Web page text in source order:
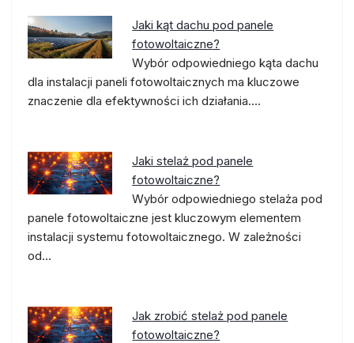
Jaki kąt dachu pod panele
fotowoltaiczne?
Wybór odpowiedniego kąta dachu
dla instalacji paneli fotowoltaicznych ma kluczowe
znaczenie dla efektywności ich działania.…
Jaki stelaż pod panele
fotowoltaiczne?
Wybór odpowiedniego stelaża pod
panele fotowoltaiczne jest kluczowym elementem
instalacji systemu fotowoltaicznego. W zależności
od…
Jak zrobić stelaż pod panele
fotowoltaiczne?